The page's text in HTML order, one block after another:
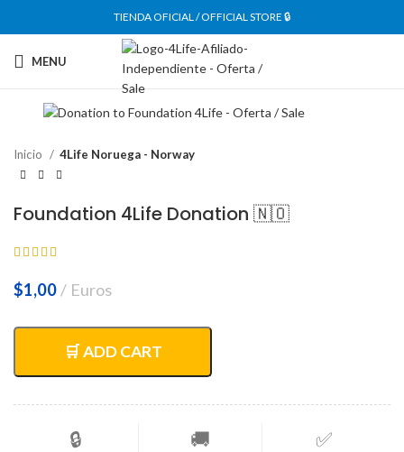
TIENDA OFICIAL / OFFICIAL STORE 🔒
MENU
Inicio 4Life Noruega - Norway
Foundation 4Life Donation 🇳🇴
$1,00 Euros
🛒 ADD CART
🔒 🚚 ✅